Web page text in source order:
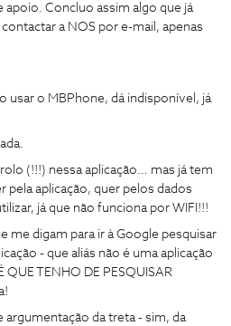
apoio. Concluo assim algo que já
a NOS por e-mail, apenas
usar o MBPhone, dá indisponível, já
(!!!) nessa aplicação… mas já tem
pela aplicação, quer pelos dados
já que não funciona por WIFI!!!
me digam para ir à Google pesquisar
- que aliás não é uma aplicação
QUE TENHO DE PESQUISAR
argumentação da treta - sim, da